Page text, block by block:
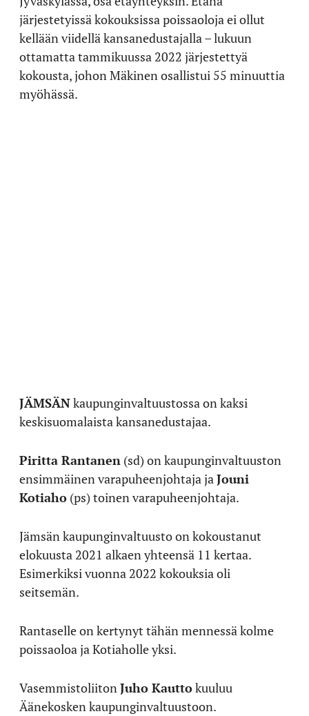
järjestetyissä kokouksissa poissaoloja ei ollut
kellään viidellä kansanedustajalla – lukuun
ottamatta tammikuussa 2022 järjestettyä
kokousta, johon Mäkinen osallistui 55 minuuttia
myöhässä.
JÄMSÄNkaupunginvaltuustossa on kaksi
keskisuomalaista kansanedustajaa.
Piritta Rantanen (sd) on kaupunginvaltuuston
ensimmäinen varapuheenjohtaja jaJouni
Kotiaho (ps) toinen varapuheenjohtaja.
Jämsän kaupunginvaltuusto on kokoustanut
elokuusta 2021 alkaen yhteensä 11 kertaa.
Esimerkiksi vuonna 2022 kokouksia oli
seitsemän.
Rantaselle on kertynyt tähän mennessä kolme
poissaoloa ja Kotiaholle yksi.
VasemmistoliitonJuho Kauttokuuluu
Äänekosken kaupunginvaltuustoon.